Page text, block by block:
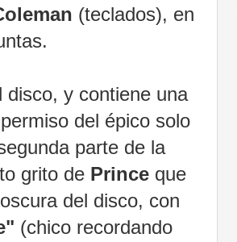
(teclados), en
disco, y contiene una
del épico solo
parte de la
grito de Prince que
del disco, con
(chico recordando